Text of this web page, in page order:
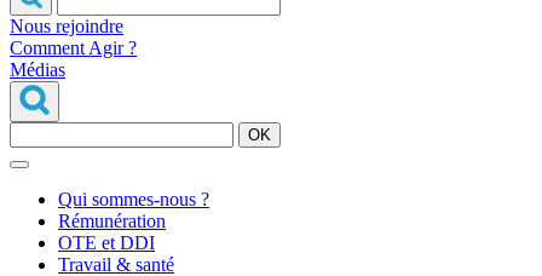
Nous rejoindre
Comment Agir ?
Médias
OK
Qui sommes-nous ?
Rémunération
OTE et DDI
Travail & santé